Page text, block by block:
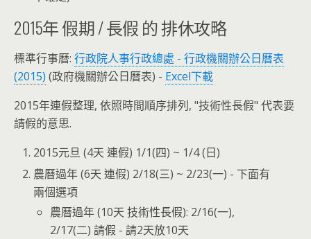
2015年 假期 / 長假 的 排休攻略
標準行事曆: 行政院人事行政總處 - 行政機關辦公日曆表
(2015) (政府機關辦公日曆表) - Excel下載
2015年連假整理, 依照時間順序排列, "技術性長假" 代表要
請假的意思.
2015元旦 (4天 連假) 1/1(四) ~ 1/4 (日)
農曆過年 (6天 連假) 2/18(三) ~ 2/23(一) - 下面有
兩個選項
農曆過年 (10天 技術性長假): 2/16(一),
2/17(二) 請假 - 請2天放10天